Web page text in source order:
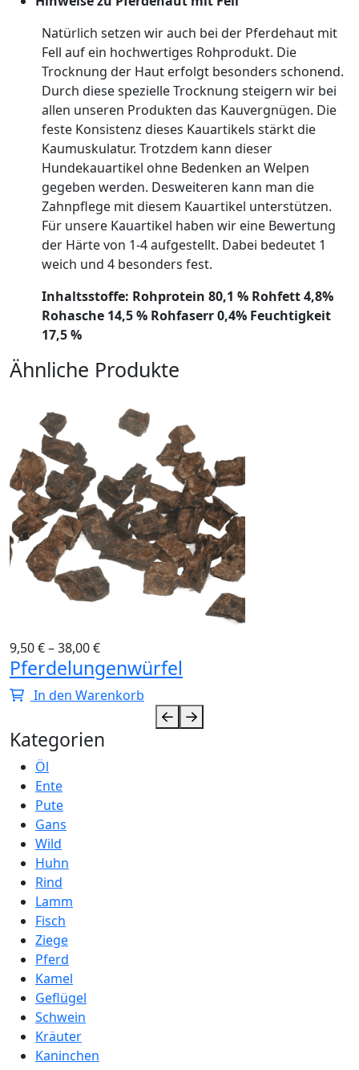
Natürlich setzen wir auch bei der Pferdehaut mit
Fell auf ein hochwertiges Rohprodukt. Die
Trocknung der Haut erfolgt besonders schonend.
Durch diese spezielle Trocknung steigern wir bei
allen unseren Produkten das Kauvergnügen. Die
feste Konsistenz dieses Kauartikels stärkt die
Kaumuskulatur. Trotzdem kann dieser
Hundekauartikel ohne Bedenken an Welpen
gegeben werden. Desweiteren kann man die
Zahnpflege mit diesem Kauartikel unterstützen.
Für unsere Kauartikel haben wir eine Bewertung
der Härte von 1-4 aufgestellt. Dabei bedeutet 1
weich und 4 besonders fest.
Inhaltsstoffe: Rohprotein 80,1 % Rohfett 4,8%
Rohasche 14,5 % Rohfaserr 0,4% Feuchtigkeit
17,5 %
Ähnliche Produkte
9,50€–38,00€
Pferdelungenwürfel
In den Warenkorb
Kategorien
Öl
Ente
Pute
Gans
Wild
Huhn
Rind
Lamm
Fisch
Ziege
Pferd
Kamel
Geflügel
Schwein
Kräuter
Kaninchen